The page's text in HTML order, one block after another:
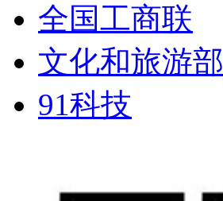
全国工商联
文化和旅游部
91科技